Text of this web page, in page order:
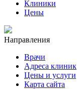
Клиники
Цены
Направления
Врачи
Адреса клиник
Цены и услуги
Карта сайта